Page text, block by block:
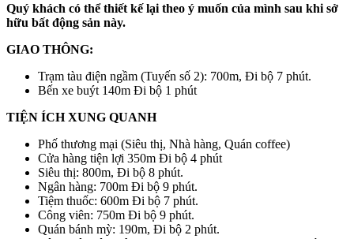
Quý khách có thể thiết kế lại theo ý muốn của mình sau khi sở
hữu bất động sản này.
GIAO THÔNG:
Trạm tàu điện ngầm (Tuyến số 2): 700m, Đi bộ 7 phút.
Bến xe buýt 140m Đi bộ 1 phút
TIỆN ÍCH XUNG QUANH
Phố thương mại (Siêu thị, Nhà hàng, Quán coffee)
Cửa hàng tiện lợi 350m Đi bộ 4 phút
Siêu thị: 800m, Đi bộ 8 phút.
Ngân hàng: 700m Đi bộ 9 phút.
Tiệm thuốc: 600m Đi bộ 7 phút.
Công viên: 750m Đi bộ 9 phút.
Quán bánh mỳ: 190m, Đi bộ 2 phút.